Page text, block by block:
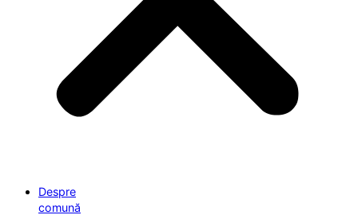
Despre
comună